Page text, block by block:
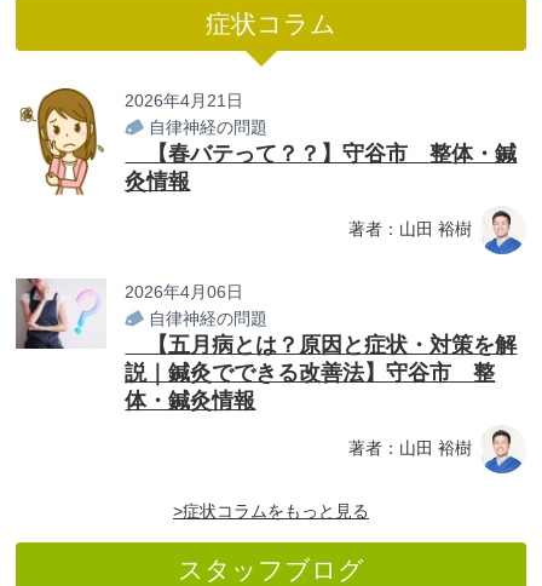
症状コラム
2026年4月21日
自律神経の問題
【春バテって？？】守谷市 整体・鍼
灸情報
著者：山田 裕樹
2026年4月06日
自律神経の問題
【五月病とは？原因と症状・対策を解
説｜鍼灸でできる改善法】守谷市 整
体・鍼灸情報
著者：山田 裕樹
>症状コラムをもっと見る
スタッフブログ